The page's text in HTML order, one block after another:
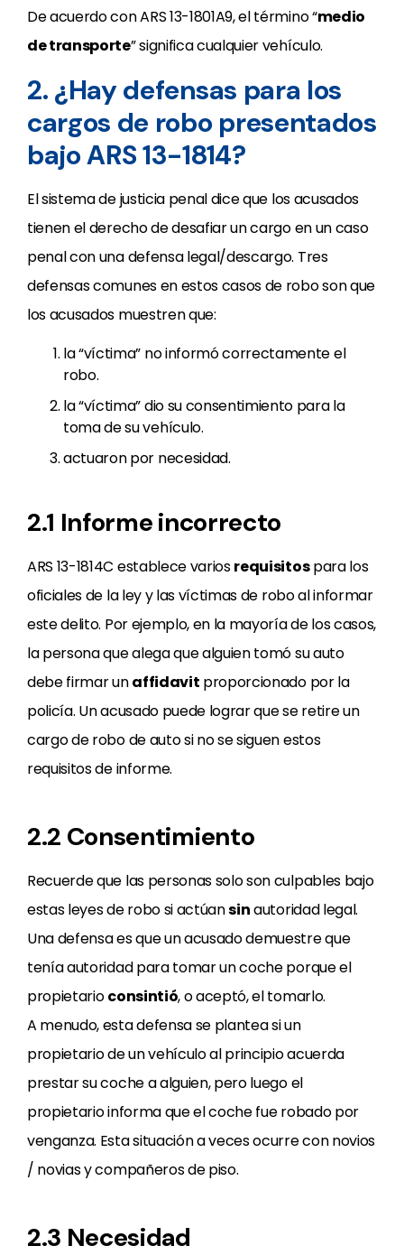
De acuerdo con ARS 13-1801A9, el término “medio
de transporte” significa cualquier vehículo.
2. ¿Hay defensas para los
cargos de robo presentados
bajo ARS 13-1814?
El sistema de justicia penal dice que los acusados
tienen el derecho de desafiar un cargo en un caso
penal con una defensa legal/descargo. Tres
defensas comunes en estos casos de robo son que
los acusados muestren que:
la “víctima” no informó correctamente el
robo.
la “víctima” dio su consentimiento para la
toma de su vehículo.
actuaron por necesidad.
2.1 Informe incorrecto
ARS 13-1814C establece variosrequisitospara los
oficiales de la ley y las víctimas de robo al informar
este delito. Por ejemplo, en la mayoría de los casos,
la persona que alega que alguien tomó su auto
debe firmar unaffidavit proporcionado por la
policía. Un acusado puede lograr que se retire un
cargo de robo de auto si no se siguen estos
requisitos de informe.
2.2 Consentimiento
Recuerde que las personas solo son culpables bajo
estas leyes de robo si actúansinautoridad legal.
Una defensa es que un acusado demuestre que
tenía autoridad para tomar un coche porque el
propietarioconsintió, o aceptó, el tomarlo.
A menudo, esta defensa se plantea si un
propietario de un vehículo al principio acuerda
prestar su coche a alguien, pero luego el
propietario informa que el coche fue robado por
venganza. Esta situación a veces ocurre con novios
/ novias y compañeros de piso.
2.3 Necesidad